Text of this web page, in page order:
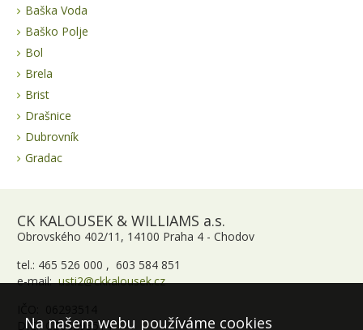
Baška Voda
Baško Polje
Bol
Brela
Brist
Drašnice
Dubrovník
Gradac
CK KALOUSEK & WILLIAMS a.s.
Obrovského 402/11, 14100 Praha 4 - Chodov
tel.: 465 526 000 , 603 584 851
e-mail:usti2@ckkalousek.cz
DIČ: CZ06293514
Na našem webu používáme cookies